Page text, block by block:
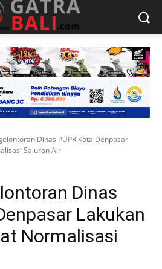
Dinas PUPR Kota Denpasar
Saluran Air
Dinas
Lakukan
Normalisasi